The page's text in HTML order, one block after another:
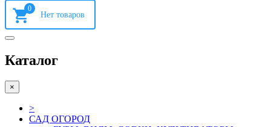
0
Каталог
×
>
САД ОГОРОД